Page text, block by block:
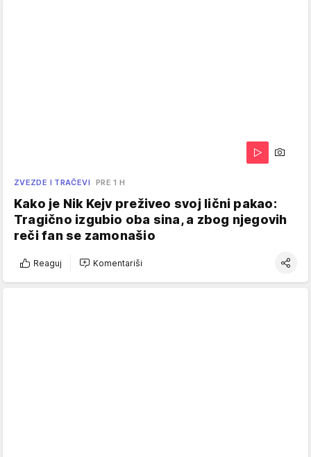
ZVEZDE I TRAČEVI PRE 1 H
Kako je Nik Kejv preživeo svoj lični pakao:
Tragično izgubio oba sina, a zbog njegovih
reči fan se zamonašio
Reaguj Komentariši